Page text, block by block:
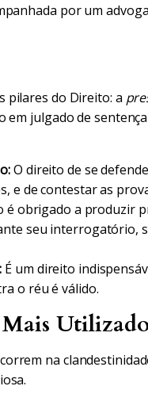
por um
pilares do Direito: a
julgado de
O direito de se
e de contestar as
é obrigado a produzir
seu interrogatório,
É um direito
o réu é válido.
na